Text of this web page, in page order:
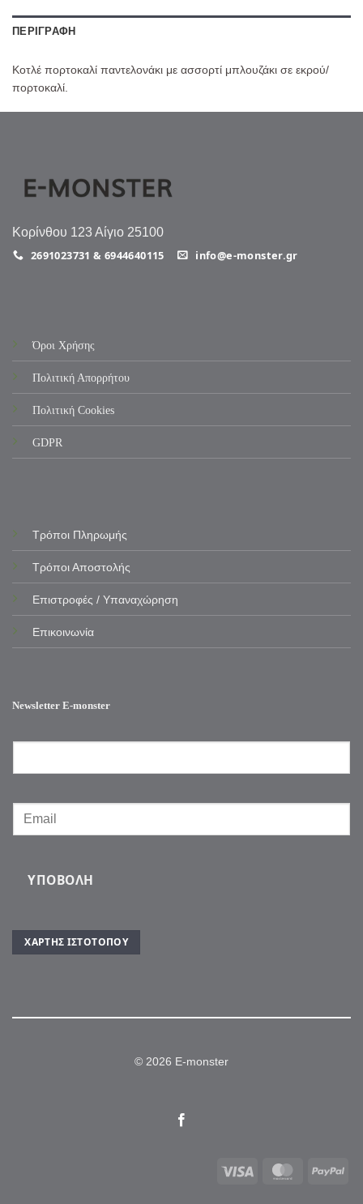
ΠΕΡΙΓΡΑΦΉ
Κοτλέ πορτοκαλί παντελονάκι με ασσορτί μπλουζάκι σε εκρού/
πορτοκαλί.
Κορίνθου 123 Αίγιο 25100
2691023731 & 6944640115 info@e-monster.gr
Όροι Χρήσης
Πολιτική Απορρήτου
Πολιτική Cookies
GDPR
Τρόποι Πληρωμής
Τρόποι Αποστολής
Επιστροφές / Υπαναχώρηση
Επικοινωνία
Newsletter E-monster
ΥΠΟΒΟΛΉ
ΧΆΡΤΗΣ ΙΣΤΌΤΟΠΟΥ
© 2026 E-monster
Visa